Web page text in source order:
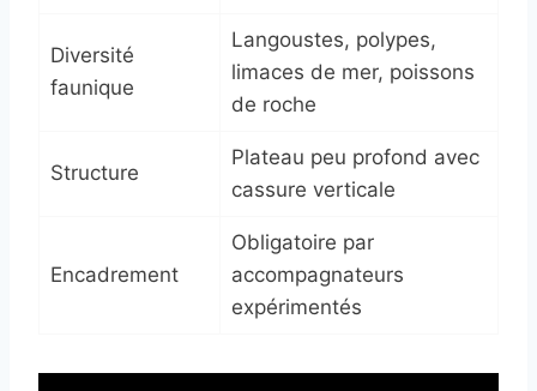
Diversité
faunique
Langoustes, polypes,
limaces de mer, poissons
de roche
Structure
Plateau peu profond avec
cassure verticale
Encadrement
Obligatoire par
accompagnateurs
expérimentés